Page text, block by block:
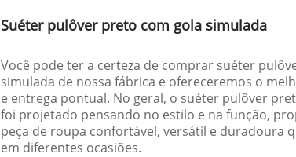
Suéter pulôver preto com gola simulada
Você pode ter a certeza de comprar suéter
simulada de nossa fábrica e ofereceremos o
e entrega pontual. No geral, o suéter pulôver
foi projetado pensando no estilo e na função,
peça de roupa confortável, versátil e duradoura
em diferentes ocasiões.